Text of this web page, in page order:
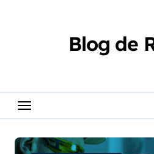
Blog de